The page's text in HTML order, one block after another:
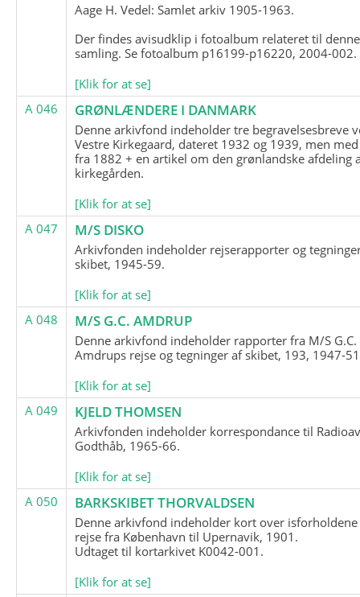
Aage H. Vedel: Samlet arkiv 1905-1963.
Der findes avisudklip i fotoalbum relateret til denne
samling. Se fotoalbum p16199-p16220, 2004-002.
[Klik for at se]
A 046
GRØNLÆNDERE I DANMARK
Denne arkivfond indeholder tre begravelsesbreve
Vestre Kirkegaard, dateret 1932 og 1939, men
fra 1882 + en artikel om den grønlandske afdeling
kirkegården.
[Klik for at se]
A 047
M/S DISKO
Arkivfonden indeholder rejserapporter og
skibet, 1945-59.
[Klik for at se]
A 048
M/S G.C. AMDRUP
Denne arkivfond indeholder rapporter fra M/S G.C.
Amdrups rejse og tegninger af skibet, 193, 1947-
[Klik for at se]
A 049
KJELD THOMSEN
Arkivfonden indeholder korrespondance til
Godthåb, 1965-66.
[Klik for at se]
A 050
BARKSKIBET THORVALDSEN
Denne arkivfond indeholder kort over
rejse fra København til Upernavik, 1901.
Udtaget til kortarkivet K0042-001.
[Klik for at se]